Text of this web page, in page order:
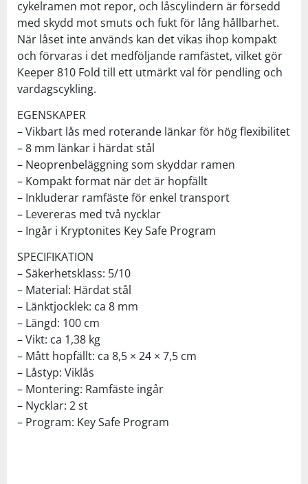
cykelramen mot repor, och låscylindern är försedd
med skydd mot smuts och fukt för lång hållbarhet.
När låset inte används kan det vikas ihop kompakt
och förvaras i det medföljande ramfästet, vilket gör
Keeper 810 Fold till ett utmärkt val för pendling och
vardagscykling.
EGENSKAPER
– Vikbart lås med roterande länkar för hög flexibilitet
– 8 mm länkar i härdat stål
– Neoprenbeläggning som skyddar ramen
– Kompakt format när det är hopfällt
– Inkluderar ramfäste för enkel transport
– Levereras med två nycklar
– Ingår i Kryptonites Key Safe Program
SPECIFIKATION
– Säkerhetsklass: 5/10
– Material: Härdat stål
– Länktjocklek: ca 8 mm
– Längd: 100 cm
– Vikt: ca 1,38 kg
– Mått hopfällt: ca 8,5 × 24 × 7,5 cm
– Låstyp: Viklås
– Montering: Ramfäste ingår
– Nycklar: 2 st
– Program: Key Safe Program